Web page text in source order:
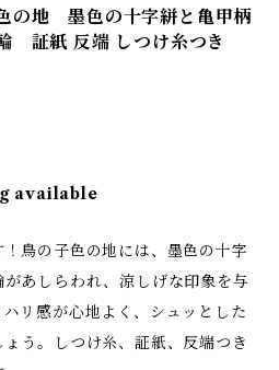
地 墨色の十字絣と亀甲柄
証紙 反端 しつけ糸つき
available
鳥の子色の地には、墨色の十字
あしらわれ、涼しげな印象を与
リ感が心地よく、シュッとした
う。しつけ糸、証紙、反端つき